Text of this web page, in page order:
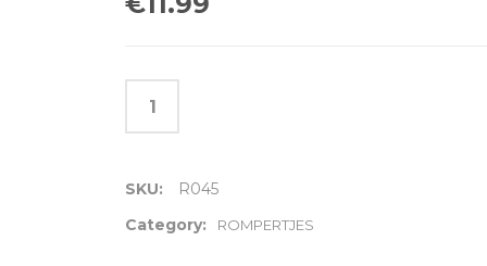
SKU:
R045
Category:
ROMPERTJES